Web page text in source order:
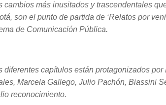
cambios más inusitados y trascendentales
son el punto de partida de ‘Relatos por
de Comunicación Pública.
diferentes capítulos están protagonizados
Marcela Gallego, Julio Pachón, Biassini
reconocimiento.